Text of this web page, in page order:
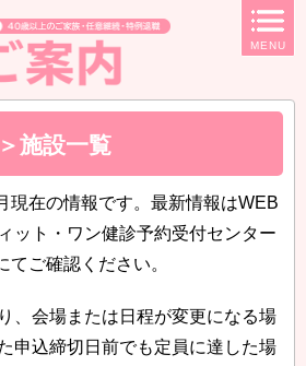
MENU
施設一覧
現在の情報です。最新情報はWEB
ット・ワン健診予約受付センター
てご確認ください。
、会場または日程が変更になる場
申込締切日前でも定員に達した場